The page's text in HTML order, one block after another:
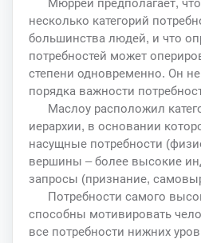
Мюррей предполагает,
несколько категорий
большинства людей, и что
потребностей может
степени одновременно. Он
порядка важности
Маслоу расположил
иерархии, в основании
насущные потребности
вершины – более высокие
запросы (признание,
Потребности самого
способны мотивировать
все потребности нижних